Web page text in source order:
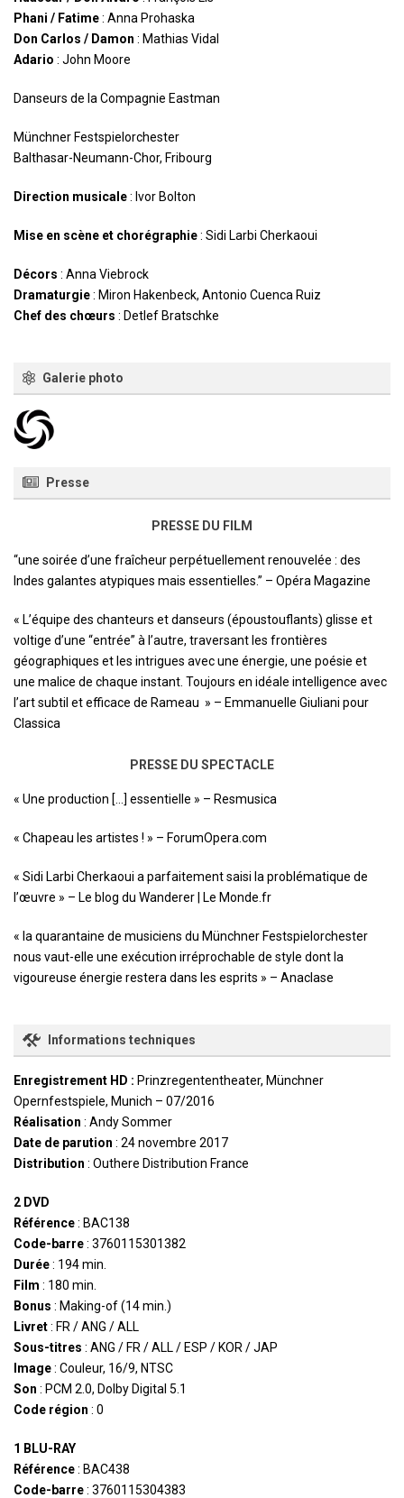
Phani / Fatime: Anna Prohaska
Don Carlos / Damon : Mathias Vidal
Adario : John Moore
Danseurs de la Compagnie Eastman
Münchner Festspielorchester
Balthasar-Neumann-Chor, Fribourg
Direction musicale: Ivor Bolton
Mise en scène et chorégraphie: Sidi Larbi Cherkaoui
Décors : Anna Viebrock
Dramaturgie: Miron Hakenbeck, Antonio Cuenca Ruiz
Chef des chœurs : Detlef Bratschke
Galerie photo
Presse
PRESSE DU FILM
“une soirée d’une fraîcheur perpétuellement renouvelée : des
Indes galantes atypiques mais essentielles.” – Opéra Magazine
« L’équipe des chanteurs et danseurs (époustouflants) glisse et
voltige d’une “entrée” à l’autre, traversant les frontières
géographiques et les intrigues avec une énergie, une poésie et
une malice de chaque instant. Toujours en idéale intelligence avec
l’art subtil et efficace de Rameau » – Emmanuelle Giuliani pour
Classica
PRESSE DU SPECTACLE
« Une production […] essentielle » – Resmusica
« Chapeau les artistes ! » – ForumOpera.com
« Sidi Larbi Cherkaoui a parfaitement saisi la problématique de
l’œuvre » – Le blog du Wanderer | Le Monde.fr
« la quarantaine de musiciens du Münchner Festspielorchester
nous vaut-elle une exécution irréprochable de style dont la
vigoureuse énergie restera dans les esprits » – Anaclase
Informations techniques
Enregistrement HD : Prinzregententheater, Münchner
Opernfestspiele, Munich – 07/2016
Réalisation : Andy Sommer
Date de parution : 24 novembre 2017
Distribution : Outhere Distribution France
2 DVD
Référence: BAC138
Code-barre: 3760115301382
Durée: 194 min.
Film : 180 min.
Bonus : Making-of (14 min.)
Livret: FR / ANG / ALL
Sous-titres : ANG / FR / ALL / ESP / KOR / JAP
Image: Couleur, 16/9, NTSC
Son : PCM 2.0, Dolby Digital 5.1
Code région : 0
1 BLU-RAY
Référence: BAC438
Code-barre: 3760115304383